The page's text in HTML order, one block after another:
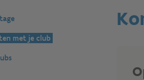
met je club